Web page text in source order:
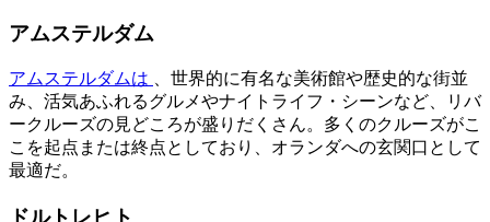
アムステルダム
アムステルダムは
、世界的に有名な美術館や歴史的な街並
み、活気あふれるグルメやナイトライフ・シーンなど、リバ
ークルーズの見どころが盛りだくさん。多くのクルーズがこ
こを起点または終点としており、オランダへの玄関口として
最適だ。
ドルトレヒト